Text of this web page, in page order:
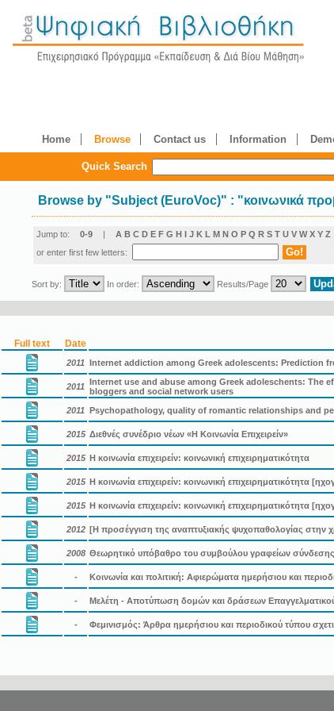
Home Browse Contact us Information
Quick Search
Browse by "Subject (EuroVoc)" : "κοινωνικά
Jump to: 0-9 | A B C D E F G H I J K L M N O P Q R S T U V W X Y Z
or enter first few letters:
Sort by: In order: Results/Page
Full text
Date
2011 Internet addiction among Greek adolescents: Prediction
2011 Internet use and abuse among Greek adoleschents: Τhe
bloggers and social network users
2011 Psychopathology, quality of romantic relationships and
2015 Διεθνές συνέδριο νέων «Η Κοινωνία Επιχειρείν»
2015 Η κοινωνία επιχειρείν: κοινωνική επιχειρηματικότητα
2015 Η κοινωνία επιχειρείν: κοινωνική επιχειρηματικότητα
2015 Η κοινωνία επιχειρείν: κοινωνική επιχειρηματικότητα
2012 [Η προσέγγιση της αναπτυξιακής ψυχοπαθολογίας στην
2008 Θεωρητικό υπόβαθρο του συμβούλου γραφείων σύνδεσης
- Κοινωνία και πολιτική: Αφιερώματα ημερήσιου και
-
Μελέτη - Αποτύπωση δομών και δράσεων
- Φεμινισμός: Άρθρα ημερήσιου και περιοδικού τύπου